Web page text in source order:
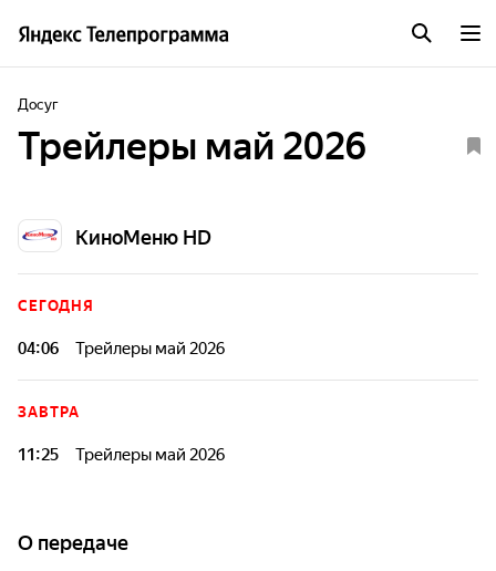
Досуг
Трейлеры май 2026
КиноМеню HD
СЕГОДНЯ
04:06 Трейлеры май 2026
ЗАВТРА
11:25 Трейлеры май 2026
О передаче